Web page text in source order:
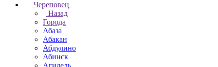
Череповец
Назад
Города
Абаза
Абакан
Абдулино
Абинск
Агидель